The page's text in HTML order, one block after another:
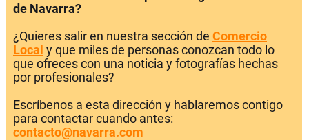
de Navarra?
¿Quieres salir en nuestra sección de Comercio
Local y que miles de personas conozcan todo lo
que ofreces con una noticia y fotografías hechas
por profesionales?
Escríbenos a esta dirección y hablaremos contigo
para contactar cuando antes:
contacto@navarra.com